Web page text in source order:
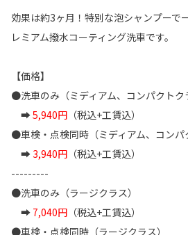
効果は約3ヶ月！特別な泡シャンプーで
レミアム撥水コーティング洗車です。
【価格】
●洗車のみ（ミディアム、コンパクトク
➡5,940円 （税込+工賃込）
●車検・点検同時（ミディアム、コンパ
➡3,940円 （税込+工賃込）
---------
●洗車のみ（ラージクラス）
➡ 7,040円 （税込+工賃込）
●車検・点検同時（ラージクラス）